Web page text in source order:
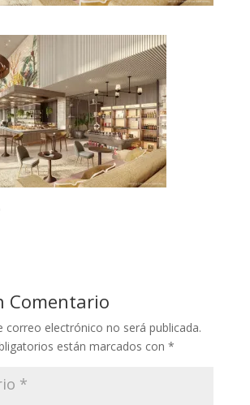
Comentario
correo electrónico no será publicada.
están marcados con *